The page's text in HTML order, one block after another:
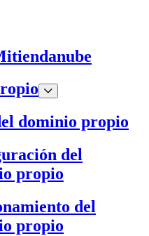
dominio propio
del
propio
del
propio